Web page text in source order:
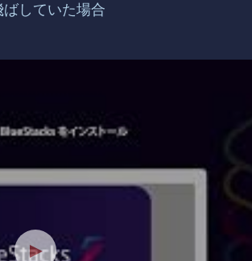
していた場合